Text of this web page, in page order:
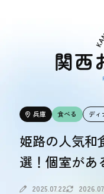
エリア
エリア
食べる
食べる
兵庫 食べる ディ
姫路の人気和
選！個室があ
2025.07.22